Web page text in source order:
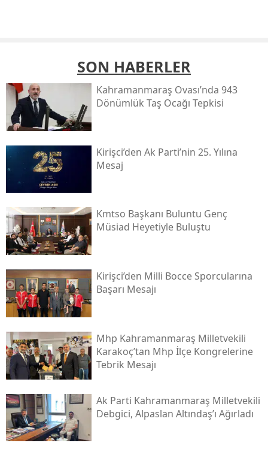
SON HABERLER
Kahramanmaraş Ovası’nda 943
Dönümlük Taş Ocağı Tepkisi
Kirişci’den Ak Parti’nin 25. Yılına
Mesaj
Kmtso Başkanı Buluntu Genç
Müsi̇ad Heyetiyle Buluştu
Kirişci’den Milli Bocce Sporcularına
Başarı Mesajı
Mhp Kahramanmaraş Milletvekili
Karakoç’tan Mhp İlçe Kongrelerine
Tebrik Mesajı
Ak Parti Kahramanmaraş Milletvekili
Debgici, Alpaslan Altındaş’ı Ağırladı